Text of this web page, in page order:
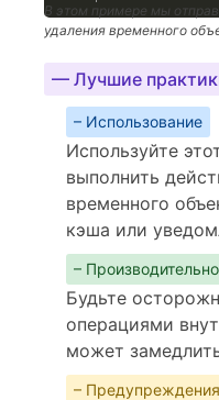
В этом примере мы
удаления временного
— Лучшие
– Использование
Используйте
выполнить
временного
кэша или
–
Будьте
операциями
может
– Предупреждения